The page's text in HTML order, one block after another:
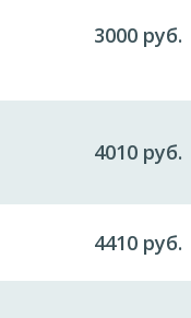
3000 руб.
4010 руб.
4410 руб.